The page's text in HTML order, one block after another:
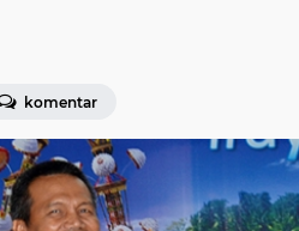
komentar